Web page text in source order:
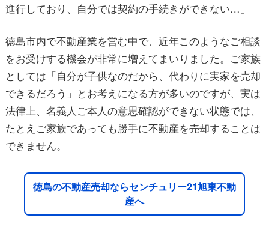
進行しており、自分では契約の手続きができない…」
徳島市内で不動産業を営む中で、近年このようなご相談
をお受けする機会が非常に増えてまいりました。ご家族
としては「自分が子供なのだから、代わりに実家を売却
できるだろう」とお考えになる方が多いのですが、実は
法律上、名義人ご本人の意思確認ができない状態では、
たとえご家族であっても勝手に不動産を売却することは
できません。
徳島の不動産売却ならセンチュリー21旭東不動
産へ